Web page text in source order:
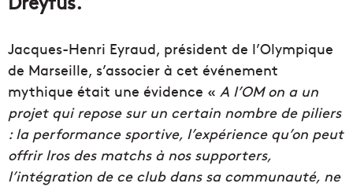
Jacques-Henri Eyraud, président de l’Olympique
de Marseille, s’associer à cet événement
mythique était une évidence « A l’OM on a un
projet qui repose sur un certain nombre de piliers
: la performance sportive, l’expérience qu’on peut
offrir lros des matchs à nos supporters,
l’intégration de ce club dans sa communauté, ne